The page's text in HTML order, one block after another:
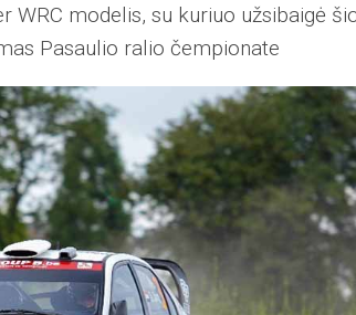
WRC modelis, su kuriuo užsibaigė
Pasaulio ralio čempionate